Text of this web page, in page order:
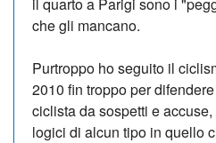
che gli mancano.
Purtroppo ho seguito il
2010 fin troppo per
ciclista da sospetti e
logici di alcun tipo in quello